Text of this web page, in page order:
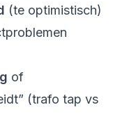
(te optimistisch)
of
(trafo tap vs